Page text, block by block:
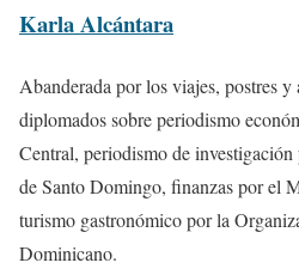
Karla Alcántara
Abanderada por los viajes, postres
diplomados sobre periodismo
Central, periodismo de
de Santo Domingo, finanzas por el
turismo gastronómico por la
Dominicano.